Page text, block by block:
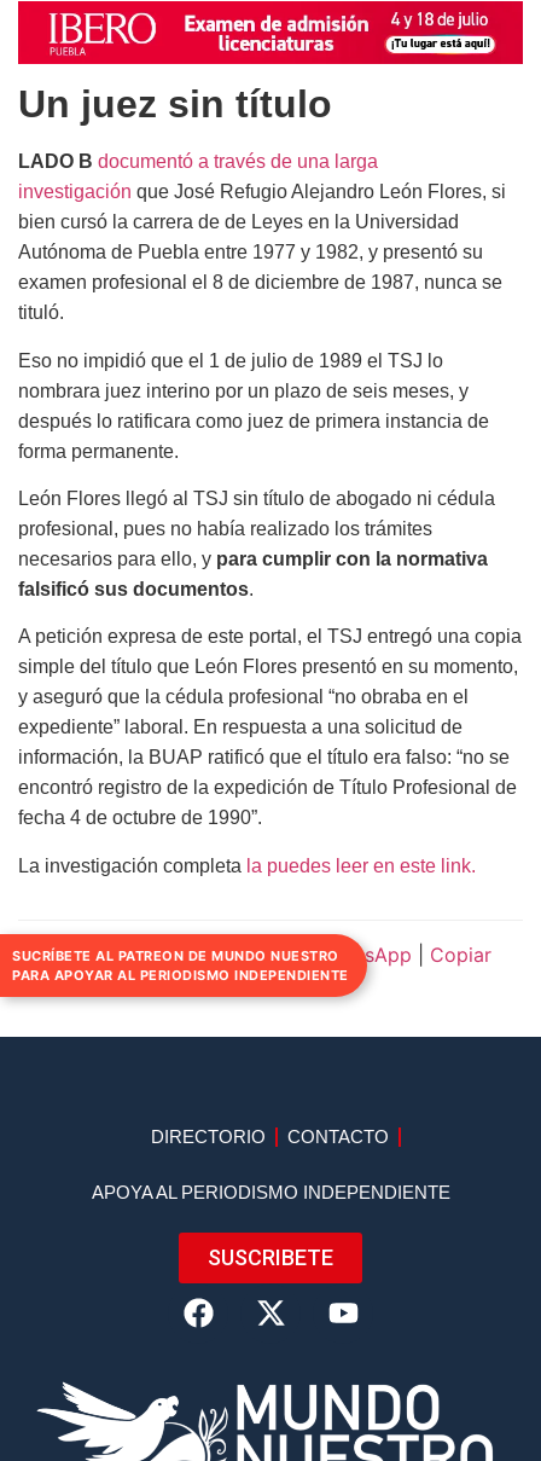
Un juez sin título
LADO B documentó a través de una larga
investigación que José Refugio Alejandro León Flores, si
bien cursó la carrera de de Leyes en la Universidad
Autónoma de Puebla entre 1977 y 1982, y presentó su
examen profesional el 8 de diciembre de 1987, nunca se
tituló.
Eso no impidió que el 1 de julio de 1989 el TSJ lo
nombrara juez interino por un plazo de seis meses, y
después lo ratificara como juez de primera instancia de
forma permanente.
León Flores llegó al TSJ sin título de abogado ni cédula
profesional, pues no había realizado los trámites
necesarios para ello, y para cumplir con la normativa
falsificó sus documentos.
A petición expresa de este portal, el TSJ entregó una copia
simple del título que León Flores presentó en su momento,
y aseguró que la cédula profesional “no obraba en el
expediente” laboral. En respuesta a una solicitud de
información, la BUAP ratificó que el título era falso: “no se
encontró registro de la expedición de Título Profesional de
fecha 4 de octubre de 1990”.
La investigación completa la puedes leer en este link.
Compartir: Facebook|Twitter|WhatsApp
Copiar
enlace
DIRECTORIO CONTACTO
APOYA AL PERIODISMO INDEPENDIENTE
SUSCRIBETE
SUCRÍBETE AL PATREON DE MUNDO NUESTRO
PARA APOYAR AL PERIODISMO INDEPENDIENTE